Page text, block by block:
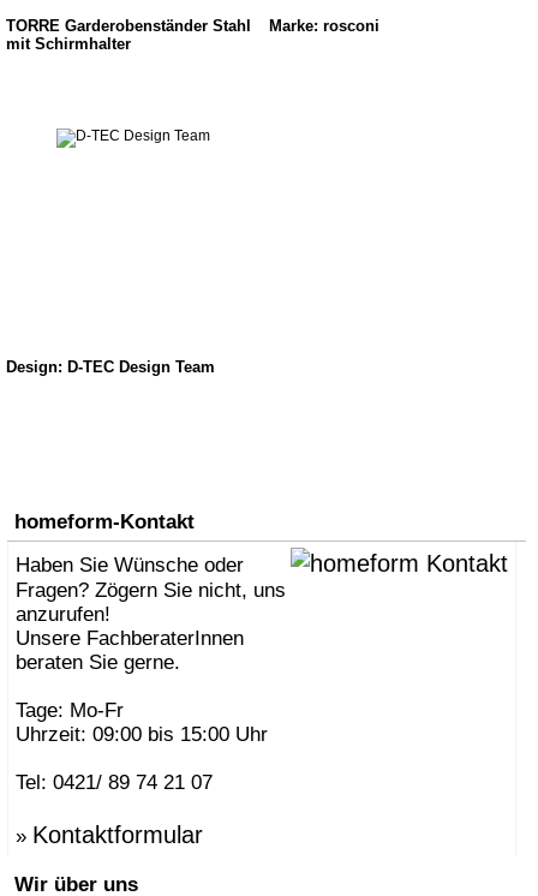
TORRE Garderobenständer Stahl
mit Schirmhalter
Marke: rosconi
Design: D-TEC Design Team
homeform-Kontakt
Haben Sie Wünsche oder
Fragen? Zögern Sie nicht, uns
anzurufen!
Unsere FachberaterInnen
beraten Sie gerne.
Tage: Mo-Fr
Uhrzeit: 09:00 bis 15:00 Uhr
Tel: 0421/ 89 74 21 07
» Kontaktformular
Wir über uns